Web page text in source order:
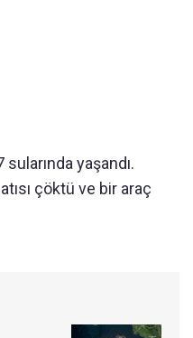
yaşandı.
çöktü ve bir araç